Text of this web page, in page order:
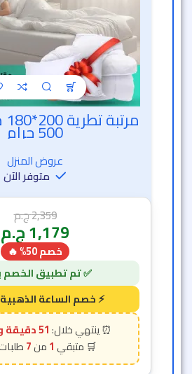
خصم الساعة الذهبية
500 جرام
عروض المنزل
متوفر الآن
2,359ج.م
1,179ج.م
خصم 50% 🔥
51 دقيقة و 40 ثانية
1
7